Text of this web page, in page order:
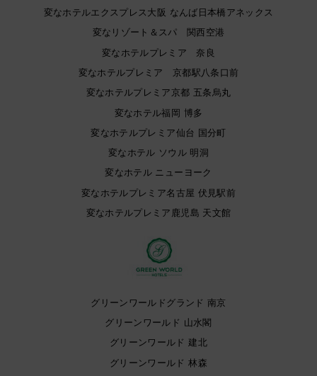
変なホテルエクスプレス大阪 なんば日本橋アネックス
変なリゾート＆スパ 関西空港
変なホテルプレミア 奈良
変なホテルプレミア 京都駅八条口前
変なホテルプレミア京都 五条烏丸
変なホテル福岡 博多
変なホテルプレミア仙台 国分町
変なホテル ソウル 明洞
変なホテル ニューヨーク
変なホテルプレミア名古屋 伏見駅前
変なホテルプレミア鹿児島 天文館
グリーンワールドグランド 南京
グリーンワールド 山水閣
グリーンワールド 建北
グリーンワールド 林森